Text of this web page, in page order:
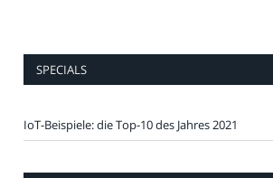
SPECIALS
IoT-Beispiele: die Top-10 des Jahres 2021